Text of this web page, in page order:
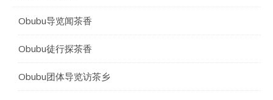
Obubu导览闻茶香
Obubu徒行探茶香
Obubu团体导览访茶乡